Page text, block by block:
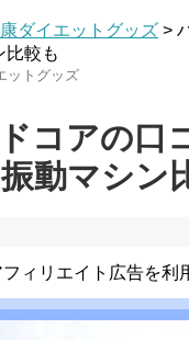
ダイエットグッズ >
比較も
ットグッズ
コアの口
動マシン
ィリエイト広告を利